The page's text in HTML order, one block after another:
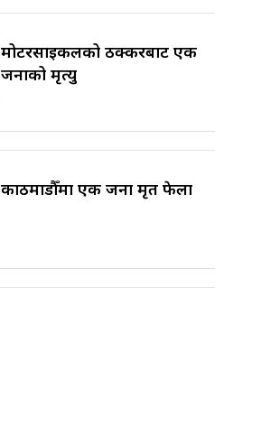
मोटरसाइकलको ठक्करबाट एक
जनाको मृत्यु
काठमाडौँमा एक जना मृत फेला